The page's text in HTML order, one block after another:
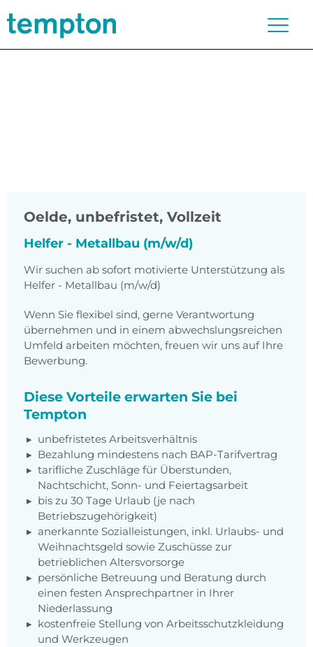
Oelde, unbefristet, Vollzeit
Helfer - Metallbau (m/w/d)
Wir suchen ab sofort motivierte Unterstützung als
Helfer - Metallbau (m/w/d)
Wenn Sie flexibel sind, gerne Verantwortung
übernehmen und in einem abwechslungsreichen
Umfeld arbeiten möchten, freuen wir uns auf Ihre
Bewerbung.
Diese Vorteile erwarten Sie bei
Tempton
unbefristetes Arbeitsverhältnis
Bezahlung mindestens nach BAP-Tarifvertrag
tarifliche Zuschläge für Überstunden,
Nachtschicht, Sonn- und Feiertagsarbeit
bis zu 30 Tage Urlaub (je nach
Betriebszugehörigkeit)
anerkannte Sozialleistungen, inkl. Urlaubs- und
Weihnachtsgeld sowie Zuschüsse zur
betrieblichen Altersvorsorge
persönliche Betreuung und Beratung durch
einen festen Ansprechpartner in Ihrer
Niederlassung
kostenfreie Stellung von Arbeitsschutzkleidung
und Werkzeugen